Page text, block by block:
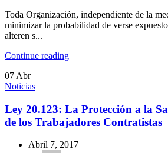
Toda Organización, independiente de la
minimizar la probabilidad de verse
alteren s...
Continue reading
07 Abr
Noticias
Ley 20.123: La Protección a la
de los Trabajadores Contratistas
Abril 7, 2017